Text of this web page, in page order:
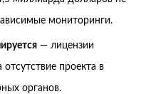
мониторинги.
— лицензии
проекта в
органов.